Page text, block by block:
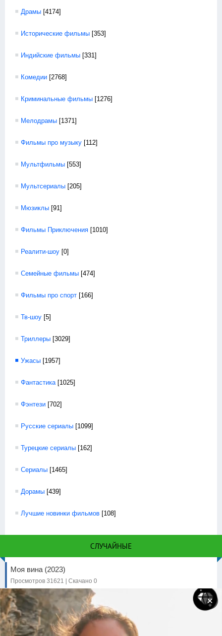
Драмы [4174]
Исторические фильмы [353]
Индийские фильмы [331]
Комедии [2768]
Криминальные фильмы [1276]
Мелодрамы [1371]
Фильмы про музыку [112]
Мультфильмы [553]
Мультсериалы [205]
Мюзиклы [91]
Фильмы Приключения [1010]
Реалити-шоу [0]
Семейные фильмы [474]
Фильмы про спорт [166]
Тв-шоу [5]
Триллеры [3029]
Ужасы [1957]
Фантастика [1025]
Фэнтези [702]
Русские сериалы [1099]
Турецкие сериалы [162]
Сериалы [1465]
Дорамы [439]
Лучшие новинки фильмов [108]
СЛУЧАЙНЫЕ
Моя вина (2023)
Просмотров 31621 | Скачано 0
Варвар (2022)
Просмотров 3763 | Скачано 0
Абрек (2023)
✕